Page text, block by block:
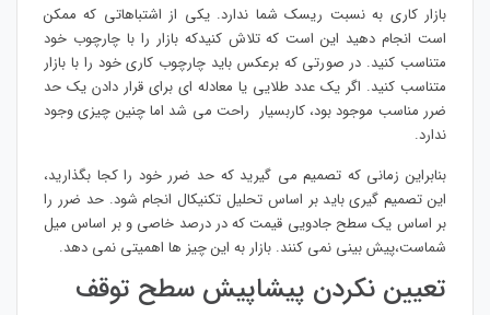
بازار کاری به نسبت ریسک شما ندارد. یکی از اشتباهاتی که ممکن
است انجام دهید این است که تلاش کنیدکه بازار را با چارچوب خود
متناسب کنید. در صورتی که برعکس باید چارچوب کاری خود را با بازار
متناسب کنید. اگر یک عدد طلایی یا معادله ای برای قرار دادن یک حد
ضرر مناسب موجود بود، کاربسیار راحت می شد اما چنین چیزی وجود
ندارد.
بنابراین زمانی که تصمیم می گیرید که حد ضرر خود را کجا بگذارید،
این تصمیم گیری باید بر اساس تحلیل تکنیکال انجام شود. حد ضرر را
بر اساس یک سطح جادویی قیمت که در درصد خاصی و بر اساس میل
شماست،پیش بینی نمی کنند. بازار به این چیز ها اهمیتی نمی دهد.
تعیین نکردن پیشاپیش سطح توقف